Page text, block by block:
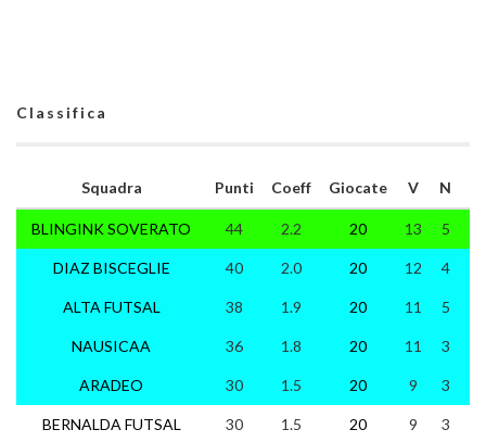
Classifica
Squadra
BLINGINK SOVERATO
DIAZ BISCEGLIE
ALTA FUTSAL
NAUSICAA
ARADEO
BERNALDA FUTSAL
Punti Coeff Giocate V N
44 2.2 20 13 5
40 2.0 20 12 4
38 1.9 20 11 5
36 1.8 20 11 3
30 1.5 20 9 3
30 1.5 20 9 3